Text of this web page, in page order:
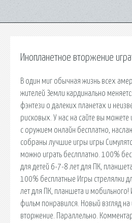
Инопланетное вторжение
В один миг обычная жизнь всех
жителей Земли кардинально
фэнтези о далеких планетах и
рисковых. У нас на сайте вы можете
с оружием онлайн бесплатно,
собраны лучшие игры игры
можно играть беслплатно. 100%
для детей 6-7-8 лет для ПК,
100% бесплатные Игры стрелялки
лет для ПК, планшета и
фильм понравился. Новый взгляд на
вторжение. Параллельно.